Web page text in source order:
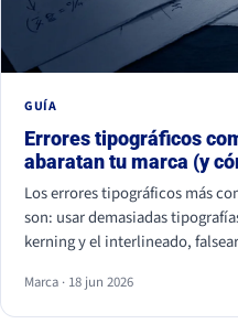
GUÍA
Errores tipográficos
abaratan tu marca (y
Los errores tipográficos más
son: usar demasiadas
kerning y el interlineado,
licencia y ser idéntico a la
uno en uno, pero juntos hacen
Marca · 18 jun 2026